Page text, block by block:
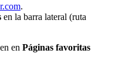
.
en la barra lateral (ruta
en Páginas favoritas